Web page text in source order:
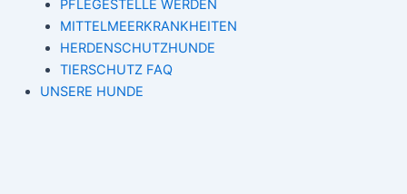
PFLEGESTELLE WERDEN
MITTELMEERKRANKHEITEN
HERDENSCHUTZHUNDE
TIERSCHUTZ FAQ
UNSERE HUNDE